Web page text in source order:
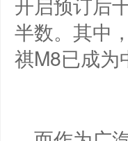
半数。其中
祺M8已成为